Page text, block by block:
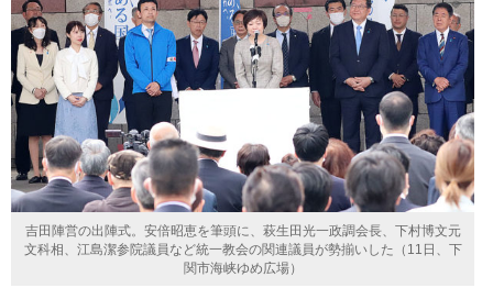
吉田陣営の出陣式。安倍昭恵を筆頭に、萩生田光一政調会長、下村博文元
文科相、江島潔参院議員など統一教会の関連議員が勢揃いした（11日、下
関市海峡ゆめ広場）